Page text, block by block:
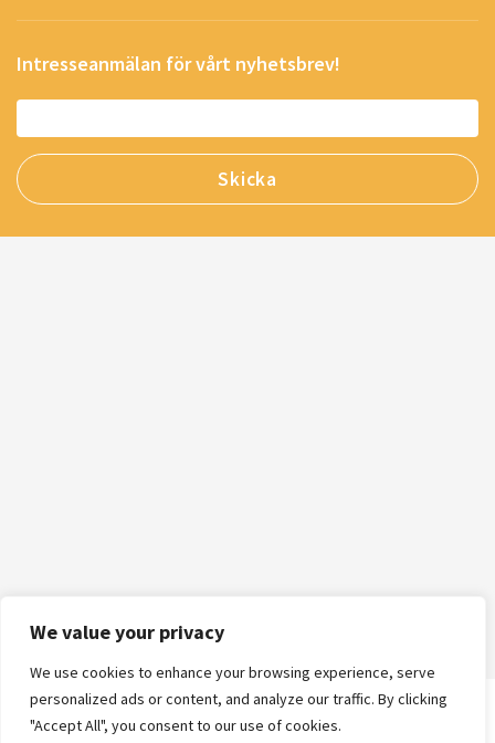
We value your privacy
We use cookies to enhance your browsing experience, serve
personalized ads or content, and analyze our traffic. By clicking
"Accept All", you consent to our use of cookies.
Intresseanmälan för vårt nyhetsbrev!